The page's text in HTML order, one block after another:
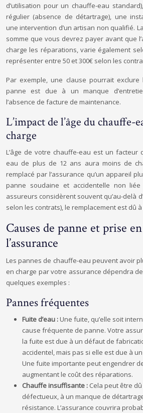
d’utilisation pour un chauffe-eau
régulier (absence de détartrage), une
une intervention d’un artisan non qualifié.
somme que vous devrez payer avant que
charge les réparations, varie également
représenter entre 50 et 300€ selon les
Par exemple, une clause pourrait
panne est due à un manque
l’absence de facture de maintenance.
L’impact de l’âge du chauffe-
charge
L’âge de votre chauffe-eau est un facteur
eau de plus de 12 ans aura moins de
remplacé par l’assurance qu’un appareil
panne soudaine et accidentelle non liée
assureurs considèrent souvent qu’au-delà
selon les contrats), le remplacement est dû à
Causes de panne et prise
l’assurance
Les pannes de chauffe-eau peuvent avoir
en charge par votre assurance dépendra
quelques exemples :
Pannes fréquentes
Fuite d’eau :Une fuite, qu’elle soit
cause fréquente de panne. Votre
la fuite est due à un défaut de
accidentel, mais pas si elle est due à
Une fuite importante peut engendrer
augmentant le coût des réparations.
Chauffe insuffisante : Cela peut être
défectueux, à un manque de
résistance. L’assurance couvrira